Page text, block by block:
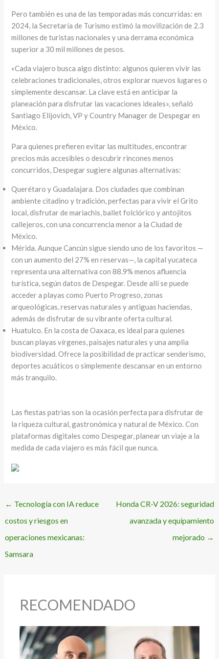
Pero también es una de las temporadas más concurridas: en
2024, la Secretaría de Turismo estimó la movilización de 2.3
millones de turistas nacionales y una derrama económica
superior a 30 mil millones de pesos.
«Cada viajero busca algo distinto: algunos quieren vivir las
celebraciones tradicionales, otros explorar nuevos lugares o
simplemente descansar. La clave está en anticipar la
planeación para disfrutar las vacaciones ideales», señaló
Santiago Elijovich, VP y Country Manager de Despegar en
México.
Para quienes prefieren evitar las multitudes, encontrar
precios más accesibles o descubrir rincones menos
concurridos, Despegar sugiere algunas alternativas:
Querétaro y Guadalajara. Dos ciudades que combinan
ambiente citadino y tradición, perfectas para vivir el Grito
local, disfrutar de mariachis, ballet folclórico y antojitos
callejeros, con una concurrencia menor a la Ciudad de
México.
Mérida. Aunque Cancún sigue siendo uno de los favoritos —
con un aumento del 27% en reservas—, la capital yucateca
representa una alternativa con 88.9% menos afluencia
turística, según datos de Despegar. Desde allí se puede
acceder a playas como Puerto Progreso, zonas
arqueológicas, reservas naturales y antiguas haciendas,
además de disfrutar de su vibrante oferta cultural.
Huatulco. En la costa de Oaxaca, es ideal para quienes
buscan playas vírgenes, paisajes naturales y una amplia
biodiversidad. Ofrece la posibilidad de practicar senderismo,
deportes acuáticos o simplemente descansar en un entorno
más tranquilo.
Las fiestas patrias son la ocasión perfecta para disfrutar de
la riqueza cultural, gastronómica y natural de México. Con
plataformas digitales como Despegar, planear un viaje a la
medida de cada viajero es más fácil que nunca.
← Tecnología con IA reduce
costos y riesgos en
operaciones mexicanas:
Samsara
Honda CR-V 2026: seguridad
avanzada y equipamiento
mejorado →
RECOMENDADO